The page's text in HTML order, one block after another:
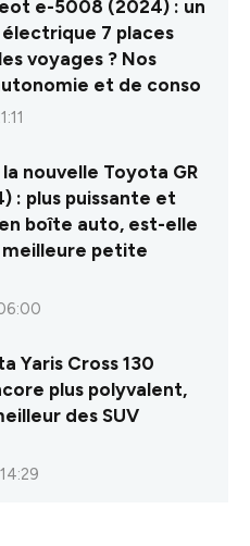
e-5008 (2024) : un
électrique 7 places
voyages ? Nos
et de conso
nouvelle Toyota GR
: plus puissante et
boîte auto, est-elle
meilleure petite
Yaris Cross 130
plus polyvalent,
des SUV